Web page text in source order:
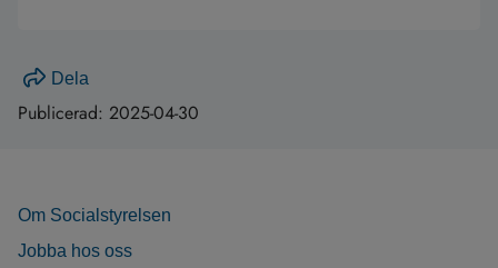
Dela
Publicerad: 2025-04-30
Om Socialstyrelsen
Jobba hos oss